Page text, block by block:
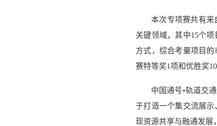
本次专项赛共有来
关键领域，其中15个
方式，综合考量项目
赛特等奖1项和优胜奖
中国通号•轨道交
于打造一个集交流展
现资源共享与融通发展